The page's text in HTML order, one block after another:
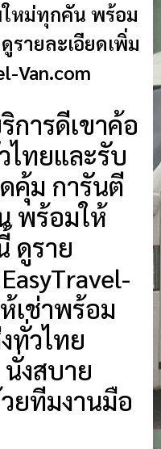
หม่ทุกคัน พร้อม
ายละเอียดเพิ่ม
Van.com
ารดีเขาค้อ
ไทยและรับ
คุ้ม การันตี
พร้อมให้
ดูราย
เช่าพร้อม
ทั่วไทย
นั่งสบาย
ยทีมงานมือ